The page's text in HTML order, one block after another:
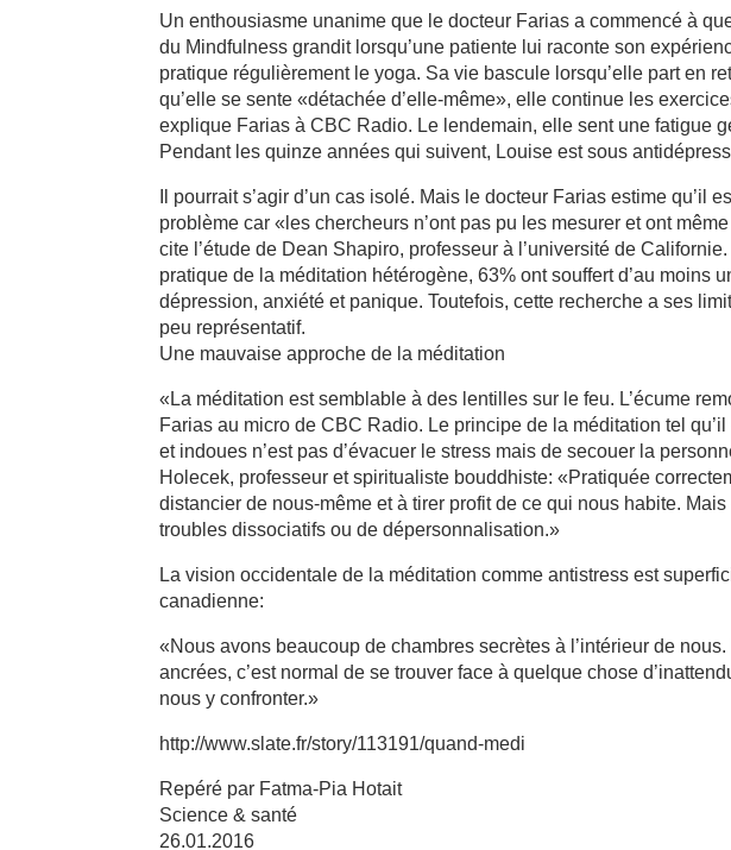
Un enthousiasme unanime que le docteur Farias a commencé à
du Mindfulness grandit lorsqu’une patiente lui raconte son
pratique régulièrement le yoga. Sa vie bascule lorsqu’elle part en
qu’elle se sente «détachée d’elle-même», elle continue les
explique Farias à CBC Radio. Le lendemain, elle sent une fatigue
Pendant les quinze années qui suivent, Louise est sous
Il pourrait s’agir d’un cas isolé. Mais le docteur Farias estime qu’il
problème car «les chercheurs n’ont pas pu les mesurer et ont
cite l’étude de Dean Shapiro, professeur à l’université de
pratique de la méditation hétérogène, 63% ont souffert d’au moins
dépression, anxiété et panique. Toutefois, cette recherche a ses
peu représentatif.
Une mauvaise approche de la méditation
«La méditation est semblable à des lentilles sur le feu. L’écume
Farias au micro de CBC Radio. Le principe de la méditation tel
et indoues n’est pas d’évacuer le stress mais de secouer la
Holecek, professeur et spiritualiste bouddhiste: «Pratiquée
distancier de nous-même et à tirer profit de ce qui nous habite.
troubles dissociatifs ou de dépersonnalisation.»
La vision occidentale de la méditation comme antistress est
canadienne:
«Nous avons beaucoup de chambres secrètes à l’intérieur de
ancrées, c’est normal de se trouver face à quelque chose
nous y confronter.»
http://www.slate.fr/story/113191/quand-medi
Repéré par Fatma-Pia Hotait
Science & santé
26.01.2016